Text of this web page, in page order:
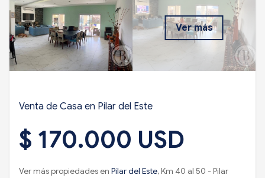
Ver más
Venta de Casa en Pilar del Este
$ 170.000 USD
Ver más propiedades en Pilar del Este, Km 40 al 50 - Pilar